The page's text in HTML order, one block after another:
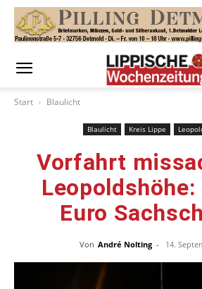
Start Blaulicht
Blaulicht Kreis Lippe
Vorfahrt
Leopoldshöhe:
Euro
Von André Nolting - 14.